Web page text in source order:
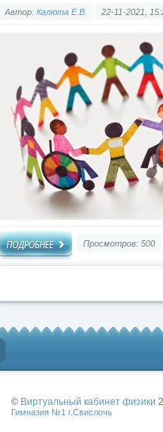
Автор: Калюта Е.В. 22-11-2021,
Просмотров: 500
© Виртуальный кабинет физики
Гимназия №1 г.Свислочь